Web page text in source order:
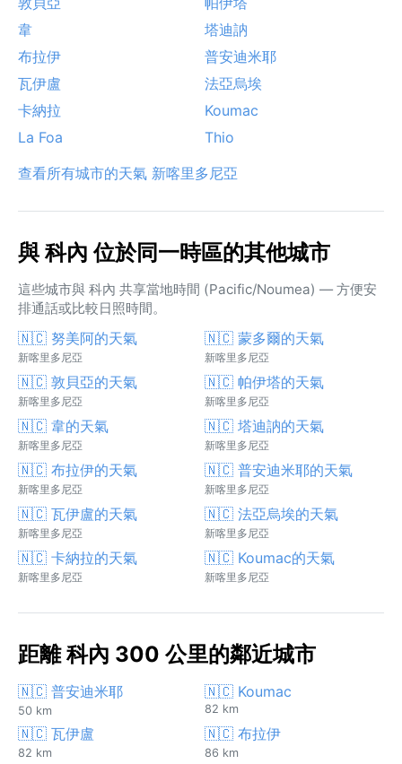
韋
塔迪訥
布拉伊
普安迪米耶
瓦伊盧
法亞烏埃
卡納拉
Koumac
La Foa
Thio
查看所有城市的天氣 新喀里多尼亞
與 科內 位於同一時區的其他城市
這些城市與 科內 共享當地時間 (Pacific/Noumea) — 方便安
排通話或比較日照時間。
🇳🇨 努美阿的天氣
新喀里多尼亞
🇳🇨 蒙多爾的天氣
新喀里多尼亞
🇳🇨 敦貝亞的天氣
新喀里多尼亞
🇳🇨 帕伊塔的天氣
新喀里多尼亞
🇳🇨 韋的天氣
新喀里多尼亞
🇳🇨 塔迪訥的天氣
新喀里多尼亞
🇳🇨 布拉伊的天氣
新喀里多尼亞
🇳🇨 普安迪米耶的天氣
新喀里多尼亞
🇳🇨 瓦伊盧的天氣
新喀里多尼亞
🇳🇨 法亞烏埃的天氣
新喀里多尼亞
🇳🇨 卡納拉的天氣
新喀里多尼亞
🇳🇨 Koumac的天氣
新喀里多尼亞
距離 科內 300 公里的鄰近城市
🇳🇨 普安迪米耶
50 km
🇳🇨 Koumac
82 km
🇳🇨 瓦伊盧
82 km
🇳🇨 布拉伊
86 km